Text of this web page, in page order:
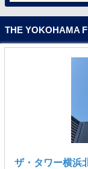
THE YOKOHAMA
ザ・タワー横浜